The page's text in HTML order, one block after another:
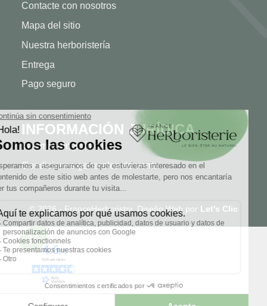
Contacte con nosotros
Mapa del sitio
Nuestra herboristería
Entrega
Pago seguro
INFORMACIÓN JURÍDICA
Información jurídica
Condiciones generales de venta
© 2026 - FranceHerboristry. Diseño Web por Let's Clic